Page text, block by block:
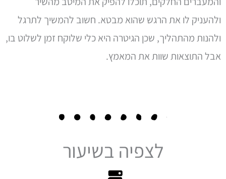
ולהעניק לו את הרגש שהוא מבטא. חשוב להמשיך לתרגל
ולהנות מהתהליך, שכן הגיטרה היא כלי שלוקח זמן לשלוט בו,
אבל התוצאות שוות את המאמץ.
לצפיה בשיעור